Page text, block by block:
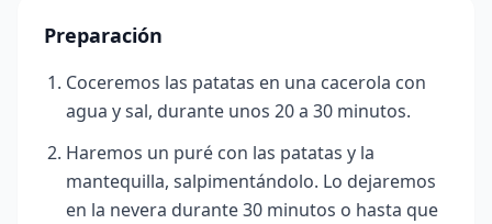
Preparación
Coceremos las patatas en una cacerola con
agua y sal, durante unos 20 a 30 minutos.
Haremos un puré con las patatas y la
mantequilla, salpimentándolo. Lo dejaremos
en la nevera durante 30 minutos o hasta que